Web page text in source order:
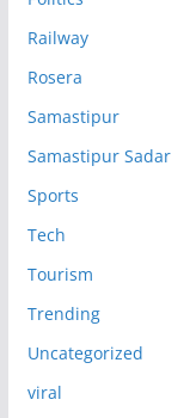
Railway
Rosera
Samastipur
Samastipur Sadar
Sports
Tech
Tourism
Trending
Uncategorized
viral